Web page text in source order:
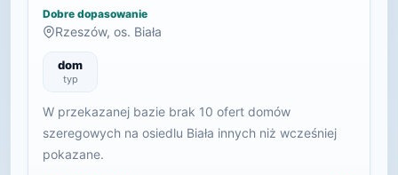
Dobre dopasowanie
Rzeszów, os. Biała
dom
typ
W przekazanej bazie brak 10 ofert domów
szeregowych na osiedlu Biała innych niż wcześniej
pokazane.